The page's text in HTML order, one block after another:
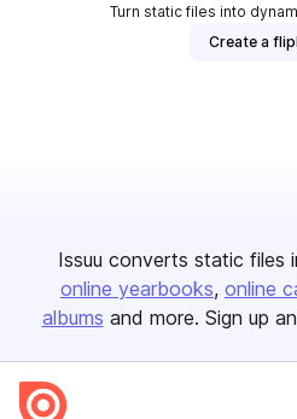
Turn static files into
Create a
Issuu converts static files
online yearbooks online
albums and more. Sign up